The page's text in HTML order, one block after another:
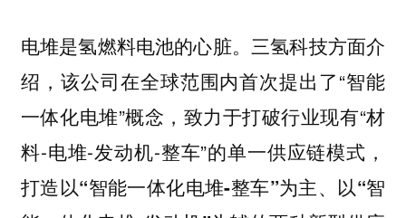
电堆是氢燃料电池的心脏。三氢科技方面介
绍，该公司在全球范围内首次提出了“智能
一体化电堆”概念，致力于打破行业现有“材
料-电堆-发动机-整车”的单一供应链模式，
打造以“智能一体化电堆-整车”为主、以“智